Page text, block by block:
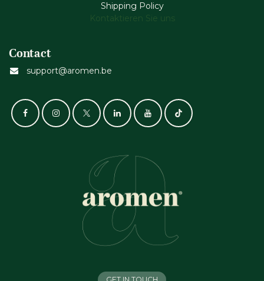
Shipping Policy
Kontaktieren Sie uns
Contact
support@aromen.be